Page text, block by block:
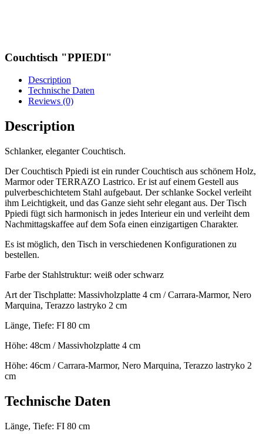
Couchtisch "PPIEDI"
Description
Technische Daten
Reviews (0)
Description
Schlanker, eleganter Couchtisch.
Der Couchtisch Ppiedi ist ein runder Couchtisch aus schönem Holz,
Marmor oder TERRAZO Lastrico. Er ist auf einem Gestell aus
pulverbeschichtetem Stahl aufgebaut. Der schlanke Sockel verleiht
ihm Leichtigkeit, und das Ganze sieht sehr elegant aus. Der Tisch
Ppiedi fügt sich harmonisch in jedes Interieur ein und verleiht dem
Nachmittagskaffee auf dem Sofa einen einzigartigen Charakter.
Es ist möglich, den Tisch in verschiedenen Konfigurationen zu
bestellen.
Farbe der Stahlstruktur: weiß oder schwarz
Art der Tischplatte: Massivholzplatte 4 cm / Carrara-Marmor, Nero
Marquina, Terazzo lastryko 2 cm
Länge, Tiefe: FI 80 cm
Höhe: 48cm / Massivholzplatte 4 cm
Höhe: 46cm / Carrara-Marmor, Nero Marquina, Terazzo lastryko 2
cm
Technische Daten
Länge, Tiefe: FI 80 cm